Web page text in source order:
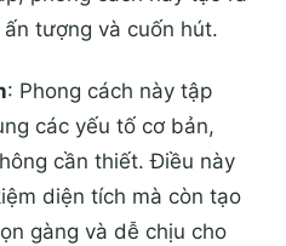
tượng và cuốn hút.
: Phong cách này tập
các yếu tố cơ bản,
cần thiết. Điều này
diện tích mà còn tạo
gàng và dễ chịu cho